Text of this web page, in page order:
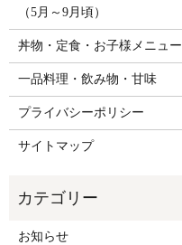
（5月～9月頃）
丼物・定食・お子様メニュー
一品料理・飲み物・甘味
プライバシーポリシー
サイトマップ
お知らせ